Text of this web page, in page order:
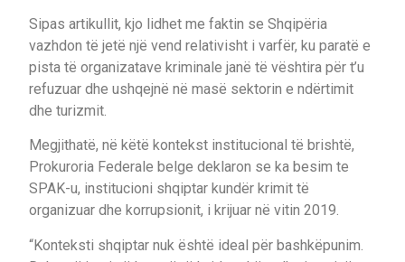
Sipas artikullit, kjo lidhet me faktin se Shqipëria
vazhdon të jetë një vend relativisht i varfër, ku paratë e
pista të organizatave kriminale janë të vështira për t’u
refuzuar dhe ushqejnë në masë sektorin e ndërtimit
dhe turizmit.
Megjithatë, në këtë kontekst institucional të brishtë,
Prokuroria Federale belge deklaron se ka besim te
SPAK-u, institucioni shqiptar kundër krimit të
organizuar dhe korrupsionit, i krijuar në vitin 2019.
“Konteksti shqiptar nuk është ideal për bashkëpunim.